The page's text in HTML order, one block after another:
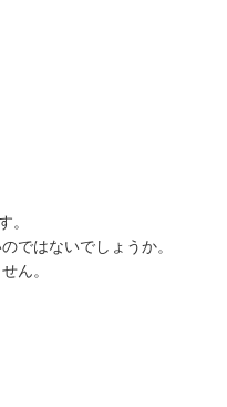
。
ではないでしょうか。
ん。